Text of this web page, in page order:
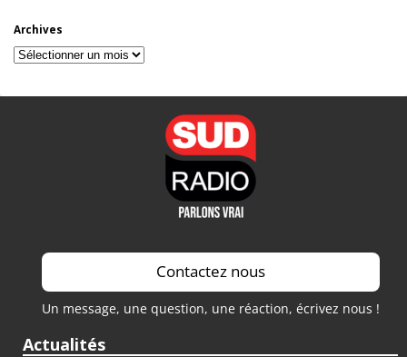
Archives
Archives
Contactez nous
Un message, une question, une réaction, écrivez nous !
Actualités